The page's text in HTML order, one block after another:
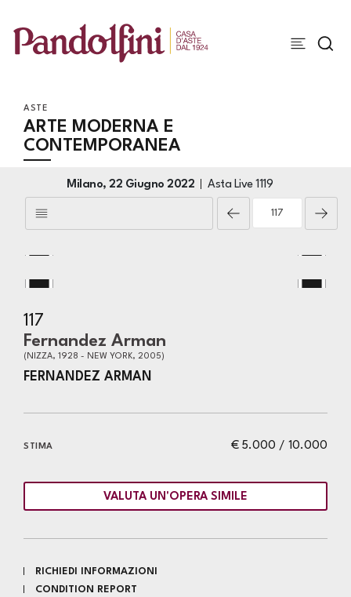
ASTE
ARTE MODERNA E
CONTEMPORANEA
Milano, 22 Giugno 2022 Asta Live 1119
117
Fernandez Arman
(NIZZA, 1928 - NEW YORK, 2005)
FERNANDEZ ARMAN
€ 5.000 / 10.000
STIMA
VALUTA UN'OPERA SIMILE
RICHIEDI INFORMAZIONI
CONDITION REPORT